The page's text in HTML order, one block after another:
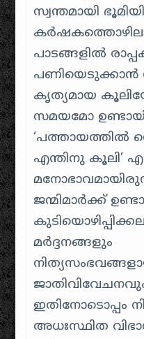
സ്വന്തമായി
പാടങ്ങളിൽ
പണിയെടുക്കാൻ
കൃത്യമായ
സമയമോ
‘പത്തായത്തിൽ
എന്തിനു കൂലി’
ജന്മിമാർക്ക്
മർദ്ദനങ്ങളും
ഇതിനോടൊപ്പം
അധഃസ്ഥിത